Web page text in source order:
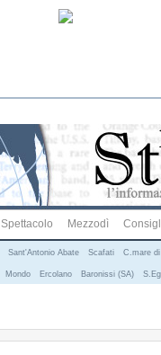
Spettacolo Mezzodì
Sant'Antonio Abate Scafati C.mare
Mondo Ercolano Baronissi (SA)